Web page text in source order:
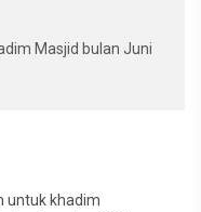
Masjid bulan Juni
untuk khadim